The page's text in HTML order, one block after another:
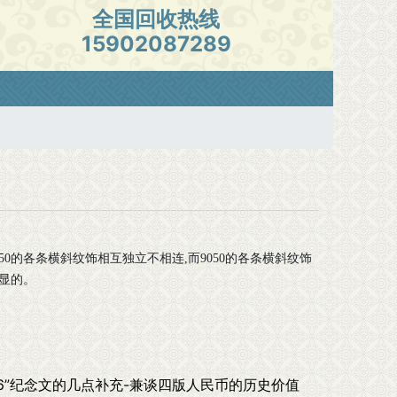
全国回收热线
15902087289
的各条横斜纹饰相互独立不相连,而9050的各条横斜纹饰
的。
纪念文的几点补充-兼谈四版人民币的历史价值